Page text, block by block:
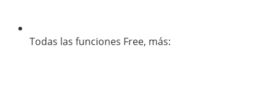
Todas las funciones Free, más: